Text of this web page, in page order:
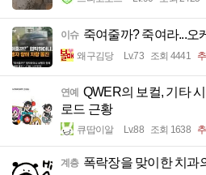
이슈 죽여줄까? 죽여라...오
왜구김당 Lv.73 조회 4441
연예 QWER의 보컬, 기타
로드 근황
큐땁이알 Lv.88 조회 1638
계층 폭락장을 맞이한 치과